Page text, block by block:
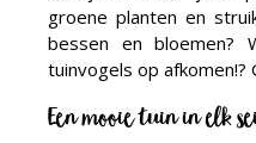
groene planten en
bessen en bloemen?
tuinvogels op afkomen!?
Een mooie tuin in elk